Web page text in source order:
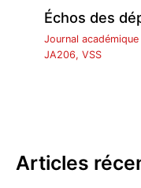
Échos des
Journal académique
JA206,VSS
Articles